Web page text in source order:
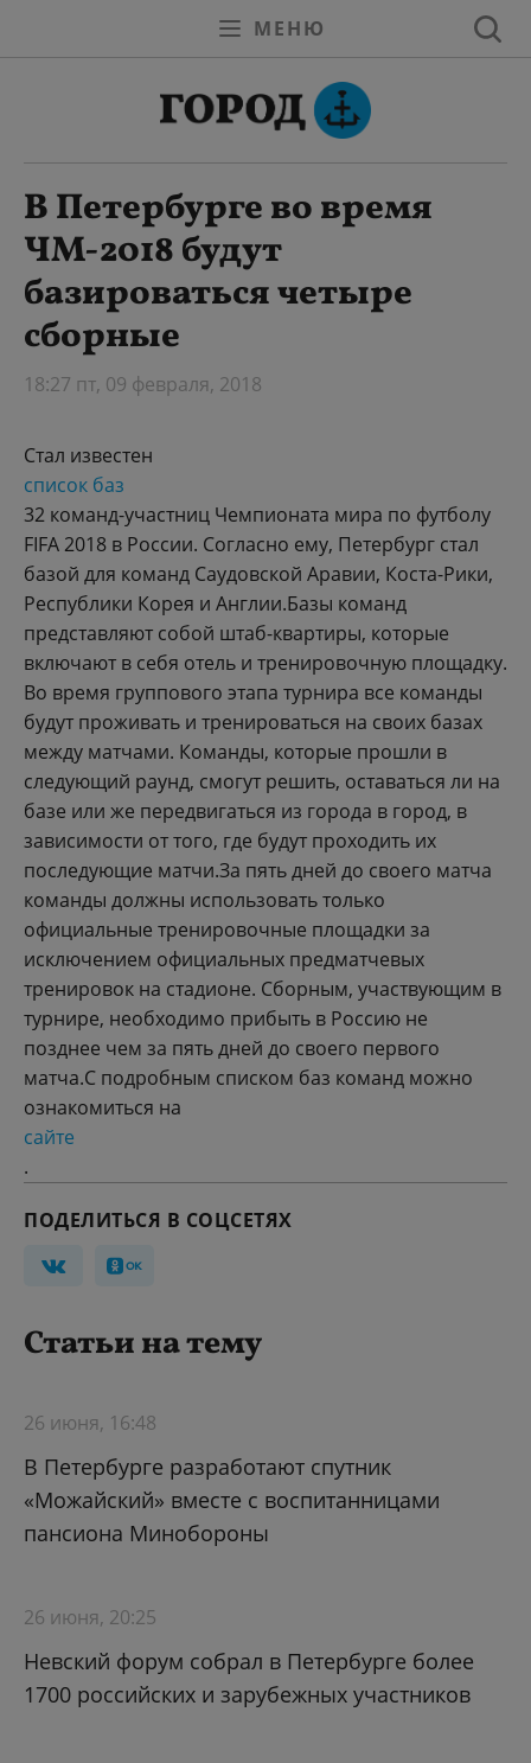
МЕНЮ
В Петербурге во время
ЧМ-2018 будут
базироваться четыре
сборные
18:27 пт, 09 февраля, 2018
Стал известен
список баз
32 команд-участниц Чемпионата мира по футболу
FIFA 2018 в России. Согласно ему, Петербург стал
базой для команд Саудовской Аравии, Коста-Рики,
Республики Корея и Англии.Базы команд
представляют собой штаб-квартиры, которые
включают в себя отель и тренировочную площадку.
Во время группового этапа турнира все команды
будут проживать и тренироваться на своих базах
между матчами. Команды, которые прошли в
следующий раунд, смогут решить, оставаться ли на
базе или же передвигаться из города в город, в
зависимости от того, где будут проходить их
последующие матчи.За пять дней до своего матча
команды должны использовать только
официальные тренировочные площадки за
исключением официальных предматчевых
тренировок на стадионе. Сборным, участвующим в
турнире, необходимо прибыть в Россию не
позднее чем за пять дней до своего первого
матча.С подробным списком баз команд можно
ознакомиться на
сайте
.
ПОДЕЛИТЬСЯ В СОЦСЕТЯХ
Статьи на тему
26 июня, 16:48
В Петербурге разработают спутник
«Можайский» вместе с воспитанницами
пансиона Минобороны
26 июня, 20:25
Невский форум собрал в Петербурге более
1700 российских и зарубежных участников